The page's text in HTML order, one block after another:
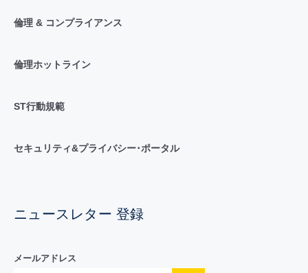
倫理 & コンプライアンス
倫理ホットライン
ST行動規範
セキュリティ&プライバシー･ポータル
ニュースレター 登録
メールアドレス